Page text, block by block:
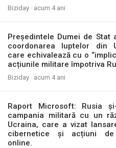
Biziday · acum 4 ani
Președintele Dumei de Stat
coordonarea luptelor din
care echivalează cu o
acțiunile militare împotriva
Biziday · acum 4 ani
Raport Microsoft: Rusia
campania militară cu un
Ucraina, care a vizat
cibernetice și acțiuni de
online.